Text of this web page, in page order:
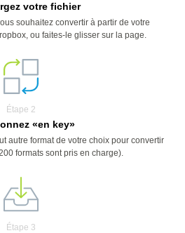
votre fichier
souhaitez convertir à partir de votre
ou faites-le glisser sur la page.
Étape 2
«en key»
autre format de votre choix pour convertir
formats sont pris en charge).
Étape 3